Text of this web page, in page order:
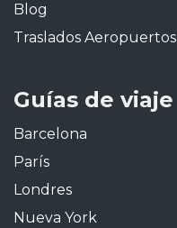
Blog
Traslados Aeropuertos
Guías de viaje
Barcelona
París
Londres
Nueva York